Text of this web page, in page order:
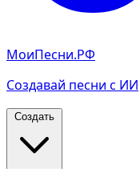
МоиПесни.РФ
Создавай песни с ИИ
Создать